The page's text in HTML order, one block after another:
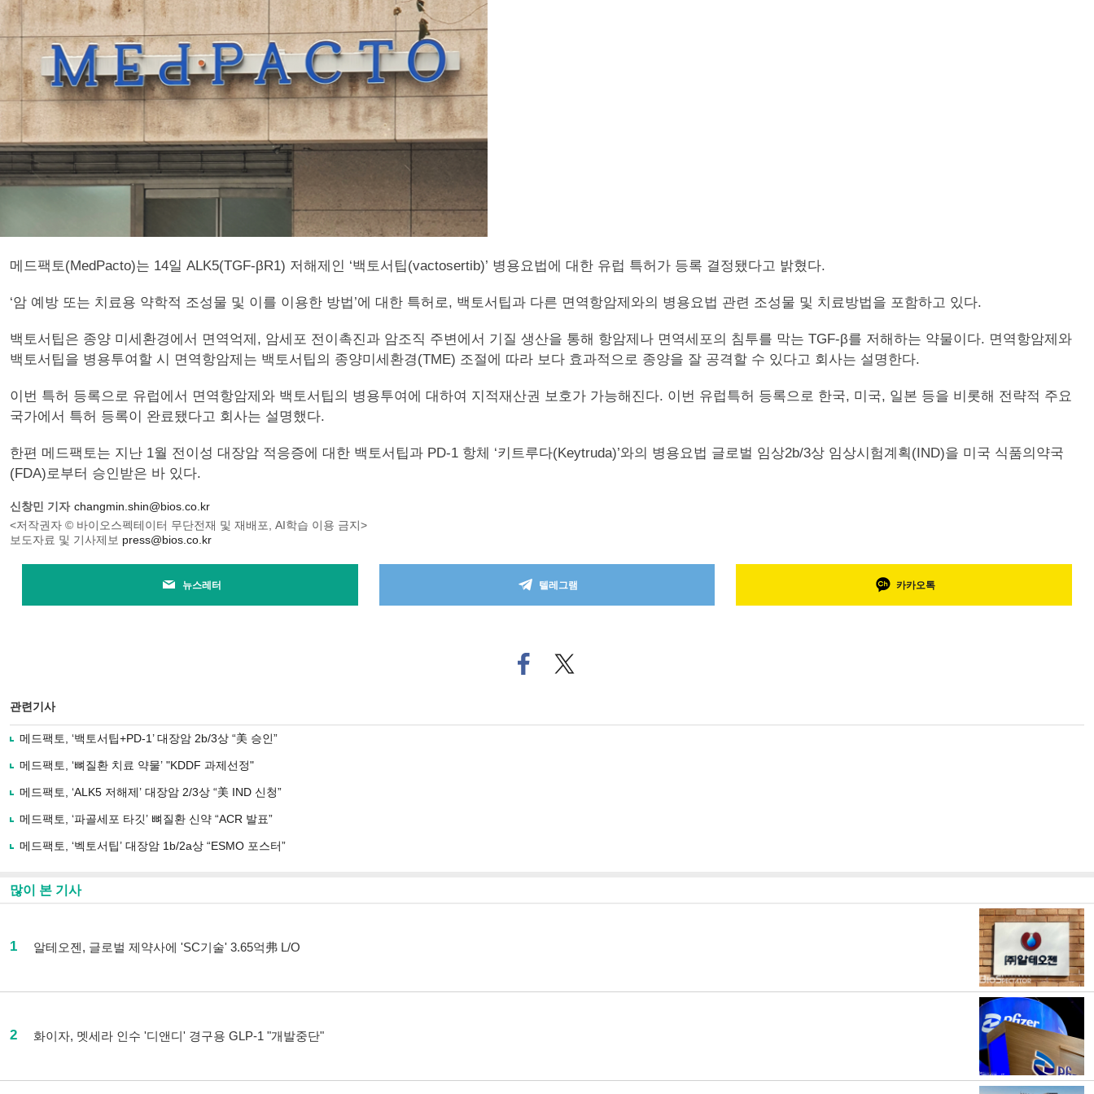
메드팩토(MedPacto)는 14일 ALK5(TGF-βR1) 저해제인 ‘백토서팁(vactosertib)’ 병용요법에 대한 유럽 특허가 등록 결정됐다고 밝혔다.
‘암 예방 또는 치료용 약학적 조성물 및 이를 이용한 방법’에 대한 특허로, 백토서팁과 다른 면역항암제와의 병용요법 관련 조성물 및 치료방법을 포함하고 있다.
백토서팁은 종양 미세환경에서 면역억제, 암세포 전이촉진과 암조직 주변에서 기질 생산을 통해 항암제나 면역세포의 침투를 막는 TGF-β를 저해하는 약물이다. 면역항암제와
백토서팁을 병용투여할 시 면역항암제는 백토서팁의 종양미세환경(TME) 조절에 따라 보다 효과적으로 종양을 잘 공격할 수 있다고 회사는 설명한다.
이번 특허 등록으로 유럽에서 면역항암제와 백토서팁의 병용투여에 대하여 지적재산권 보호가 가능해진다. 이번 유럽특허 등록으로 한국, 미국, 일본 등을 비롯해 전략적 주요
국가에서 특허 등록이 완료됐다고 회사는 설명했다.
한편 메드팩토는 지난 1월 전이성 대장암 적응증에 대한 백토서팁과 PD-1 항체 ‘키트루다(Keytruda)’와의 병용요법 글로벌 임상2b/3상 임상시험계획(IND)을 미국 식품의약국
(FDA)로부터 승인받은 바 있다.
신창민 기자 changmin.shin@bios.co.kr
<저작권자 © 바이오스펙테이터 무단전재 및 재배포, AI학습 이용 금지>
보도자료 및 기사제보 press@bios.co.kr
뉴스레터 텔레그램 카카오톡
페
이
트위
터로
관련기사
메드팩토, ‘백토서팁+PD-1’ 대장암 2b/3상 “美 승인”
메드팩토, ‘뼈질환 치료 약물’ "KDDF 과제선정"
메드팩토, ‘ALK5 저해제’ 대장암 2/3상 “美 IND 신청”
메드팩토, ‘파골세포 타깃’ 뼈질환 신약 “ACR 발표”
메드팩토, ‘벡토서팁’ 대장암 1b/2a상 “ESMO 포스터”
많이 본 기사
1 알테오젠, 글로벌 제약사에 'SC기술' 3.65억弗 L/O
2 화이자, 멧세라 인수 '디앤디' 경구용 GLP-1 "개발중단"